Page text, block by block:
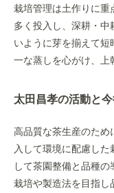
栽培管理は土作りに重
多く投入し、深耕・
いように芽を揃えて
一な蒸しを心がけ、上
太田昌孝の活動と
高品質な茶生産のため
入して環境に配慮し
して茶園整備と品種
栽培や製造法を目指し